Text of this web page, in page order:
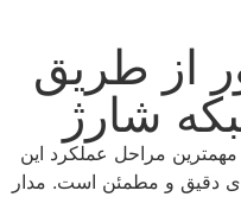
از طریق
شارژ
مهمترین مراحل عملکرد این
دقیق و مطمئن است. مدار